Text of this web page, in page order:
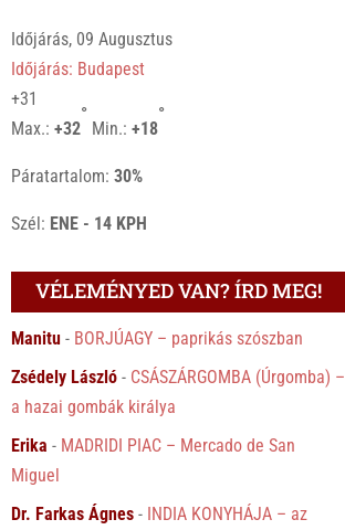
Időjárás, 09 Augusztus
Időjárás: Budapest
+31
Max.:+32
°
Min.:+18
°
Páratartalom:30%
Szél: ENE - 14 KPH
VÉLEMÉNYED VAN? ÍRD MEG!
Manitu - BORJÚAGY – paprikás szószban
Zsédely László - CSÁSZÁRGOMBA (Úrgomba) –
a hazai gombák királya
Erika - MADRIDI PIAC – Mercado de San
Miguel
Dr. Farkas Ágnes - INDIA KONYHÁJA – az